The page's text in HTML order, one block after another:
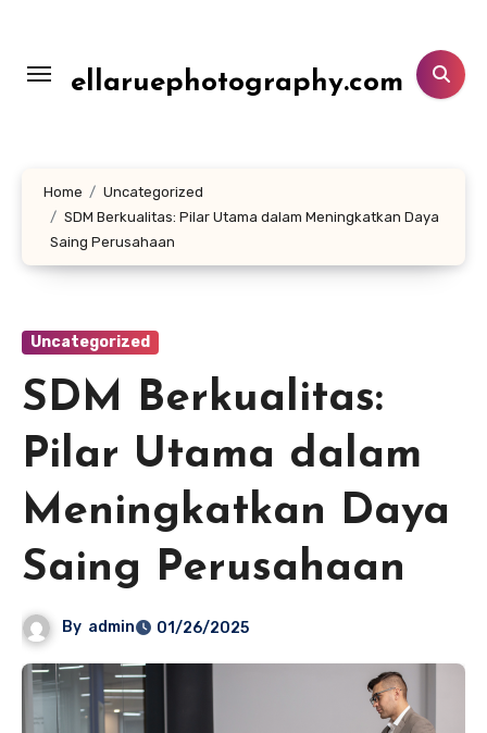
konten
ellaruephotography.com
Home
Uncategorized
SDM Berkualitas: Pilar Utama dalam Meningkatkan Daya
Saing Perusahaan
Uncategorized
SDM Berkualitas:
Pilar Utama dalam
Meningkatkan Daya
Saing Perusahaan
By admin 01/26/2025